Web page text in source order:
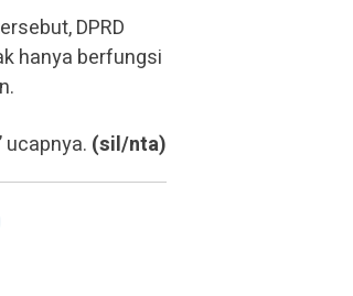
DPRD
hanya berfungsi
ucapnya. (sil/nta)